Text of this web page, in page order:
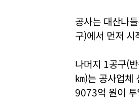
공사는 대산나
구)에서 먼저
나머지 1공구(
㎞)는 공사업체
9073억 원이 투